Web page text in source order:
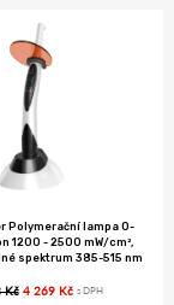
Polymerační lampa O-
1200 - 2500 mW/cm²,
spektrum 385-515 nm
Kč 4 269 Kč s DPH